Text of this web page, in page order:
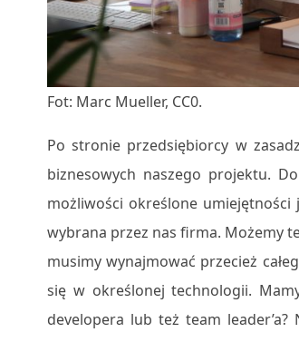
Fot: Marc Mueller, CC0.
Po stronie przedsiębiorcy w
biznesowych naszego projektu.
możliwości określone umiejętności
wybrana przez nas firma. Możemy
musimy wynajmować przecież
się w określonej technologii.
developera lub też team